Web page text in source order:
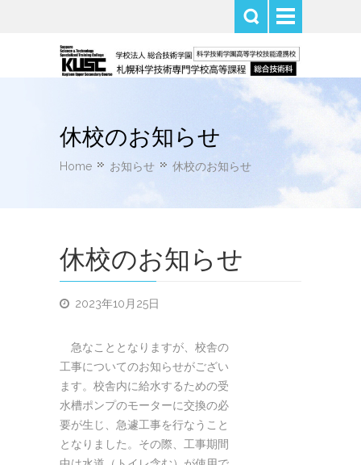
休校のお知らせ
Home お知らせ 休校のお知らせ
休校のお知らせ
2023年10月25日
急なこととなりますが、校舎の
工事についてのお知らせがござい
ます。校舎内に給水するための受
水槽ポンプのモーターに交換の必
要が生じ、急遽工事を行なうこと
となりました。その際、工事期間